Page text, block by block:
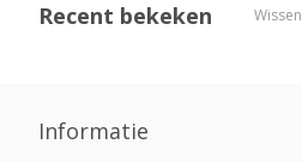
Recent bekeken Wissen
Informatie